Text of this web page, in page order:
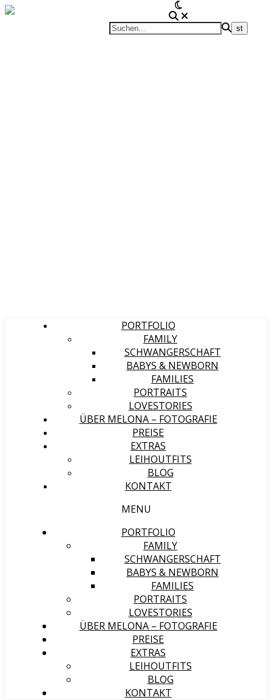
PORTFOLIO
FAMILY
SCHWANGERSCHAFT
BABYS & NEWBORN
FAMILIES
PORTRAITS
LOVESTORIES
ÜBER MELONA – FOTOGRAFIE
PREISE
EXTRAS
LEIHOUTFITS
BLOG
KONTAKT
MENU
PORTFOLIO
FAMILY
SCHWANGERSCHAFT
BABYS & NEWBORN
FAMILIES
PORTRAITS
LOVESTORIES
ÜBER MELONA – FOTOGRAFIE
PREISE
EXTRAS
LEIHOUTFITS
BLOG
KONTAKT